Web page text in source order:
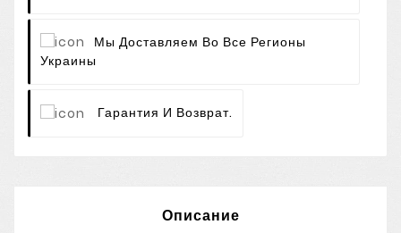
Мы Доставляем Во Все Регионы
Украины
Гарантия И Возврат.
Описание